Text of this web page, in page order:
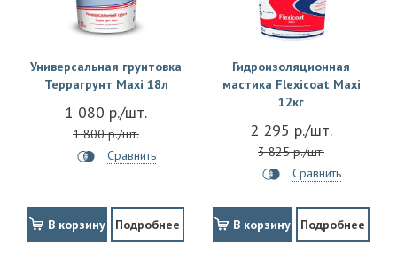
Универсальная грунтовка
Террагрунт Maxi 18л
1 080 р./шт.
1 800 р./шт.
Сравнить
В корзину Подробнее
Гидроизоляционная
мастика Flexicoat Maxi
12кг
2 295 р./шт.
3 825 р./шт.
Сравнить
В корзину Подробнее